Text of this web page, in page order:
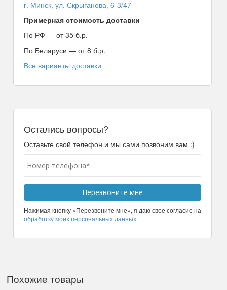
г. Минск, ул. Скрыганова, 6-3/47
Примерная стоимость доставки
По РФ — от 35 б.р.
По Беларуси — от 8 б.р.
Все варианты доставки
Остались вопросы?
Оставьте свой телефон и мы сами позвоним вам :)
Нажимая кнопку «Перезвоните мне», я даю свое согласие на
обработку моих персональных данных
Похожие товары